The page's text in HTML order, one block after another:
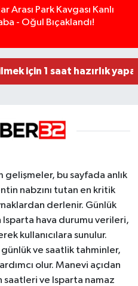
Arası Park Kavgası Kanlı
- Oğul Bıçaklandı!
Kuzenlerden biri öldü,
10 katı alkollü çıkan
anne-kız yüzleşti:
için 1 saat hazırlık
bu sayfada anlık
nabzını tutan en kritik
derlenir. Günlük
hava durumu verileri,
kullanıcılara sunulur.
ve saatlik tahminler,
olur. Manevi açıdan
saatleri ve Isparta namaz